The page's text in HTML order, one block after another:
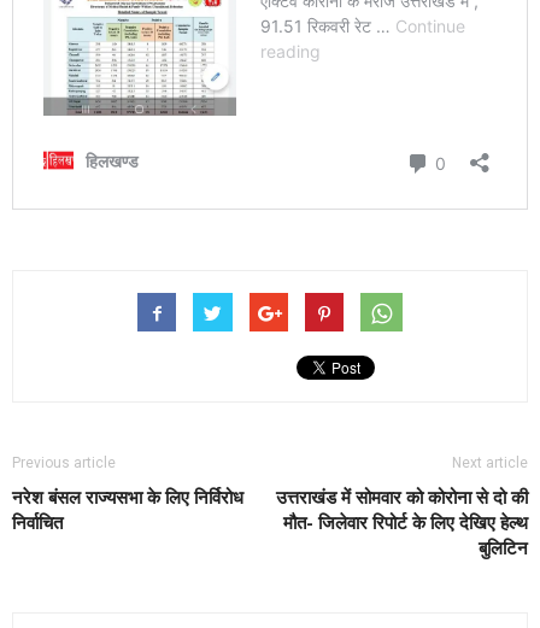
Previous article
नरेश बंसल राज्यसभा के लिए निर्विरोध
निर्वाचित
Next article
उत्तराखंड में सोमवार को कोरोना से दो की
मौत- जिलेवार रिपोर्ट के लिए देखिए हेल्थ
बुलिटिन